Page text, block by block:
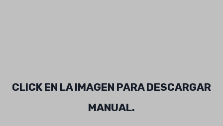
CLICK EN LA IMAGEN PARA DESCARGAR
MANUAL.